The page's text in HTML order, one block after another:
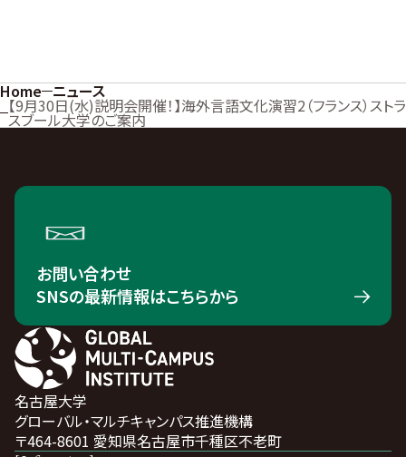
Home ニュース
【9月30日(水)説明会開催！】海外言語文化演習2（フランス）ストラ
スブール大学のご案内
お問い合わせ
SNSの最新情報はこちらから
名古屋大学
グローバル・マルチキャンパス推進機構
〒464-8601 愛知県名古屋市千種区不老町